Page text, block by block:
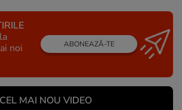
noi
ABONEAZĂ-TE
MAI NOU VIDEO